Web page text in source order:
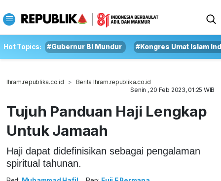
Hot Topics: #Gubernur BI Mundur #Kongres Umat Islam
Ihram.republika.co.id
Berita Ihram.republika.co.id
Senin , 20 Feb 2023, 01:25 WIB
Tujuh Panduan Haji Lengkap
Untuk Jamaah
Haji dapat didefinisikan sebagai pengalaman
spiritual tahunan.